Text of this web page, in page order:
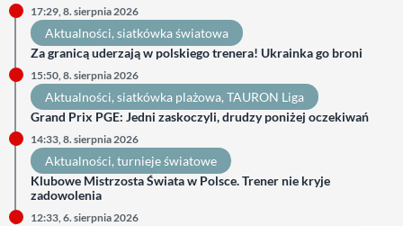
17:29, 8. sierpnia 2026
Aktualności, siatkówka światowa
Za granicą uderzają w polskiego trenera! Ukrainka go broni
15:50, 8. sierpnia 2026
Aktualności, siatkówka plażowa, TAURON Liga
Grand Prix PGE: Jedni zaskoczyli, drudzy poniżej oczekiwań
14:33, 8. sierpnia 2026
Aktualności, turnieje światowe
Klubowe Mistrzosta Świata w Polsce. Trener nie kryje
zadowolenia
12:33, 6. sierpnia 2026